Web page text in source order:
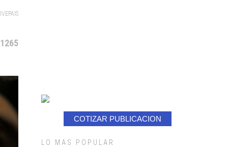
COTIZAR PUBLICACION
LO MAS POPULAR